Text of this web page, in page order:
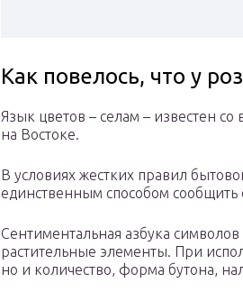
Как повелось, что у
Язык цветов – селам – известен
на Востоке.
В условиях жестких правил
единственным способом сообщить
Сентиментальная азбука
растительные элементы. При
но и количество, форма бутона,